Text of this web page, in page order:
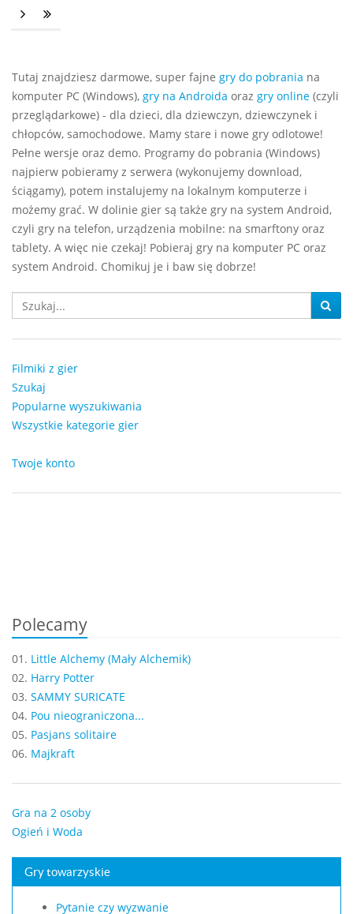
Tutaj znajdziesz darmowe, super fajne gry do pobrania na
komputer PC (Windows), gry na Androida oraz gry online (czyli
przeglądarkowe) - dla dzieci, dla dziewczyn, dziewczynek i
chłopców, samochodowe. Mamy stare i nowe gry odlotowe!
Pełne wersje oraz demo. Programy do pobrania (Windows)
najpierw pobieramy z serwera (wykonujemy download,
ściągamy), potem instalujemy na lokalnym komputerze i
możemy grać. W dolinie gier są także gry na system Android,
czyli gry na telefon, urządzenia mobilne: na smarftony oraz
tablety. A więc nie czekaj! Pobieraj gry na komputer PC oraz
system Android. Chomikuj je i baw się dobrze!
Filmiki z gier
Szukaj
Popularne wyszukiwania
Wszystkie kategorie gier
Twoje konto
Polecamy
01. Little Alchemy (Mały Alchemik)
02. Harry Potter
03. SAMMY SURICATE
04. Pou nieograniczona...
05. Pasjans solitaire
06. Majkraft
Gra na 2 osoby
Ogień i Woda
Gry towarzyskie
Pytanie czy wyzwanie